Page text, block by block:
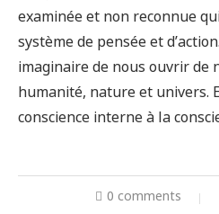
examinée et non reconnue
système de pensée et
imaginaire de nous ouvrir de
humanité, nature et univers.
conscience interne à la
0 comments